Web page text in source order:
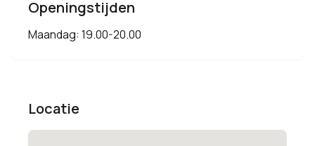
Openingstijden
Maandag: 19.00-20.00
Locatie